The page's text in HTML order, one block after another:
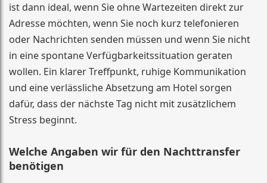
ist dann ideal, wenn Sie ohne Wartezeiten direkt zur
Adresse möchten, wenn Sie noch kurz telefonieren
oder Nachrichten senden müssen und wenn Sie nicht
in eine spontane Verfügbarkeitssituation geraten
wollen. Ein klarer Treffpunkt, ruhige Kommunikation
und eine verlässliche Absetzung am Hotel sorgen
dafür, dass der nächste Tag nicht mit zusätzlichem
Stress beginnt.
Welche Angaben wir für den Nachttransfer
benötigen